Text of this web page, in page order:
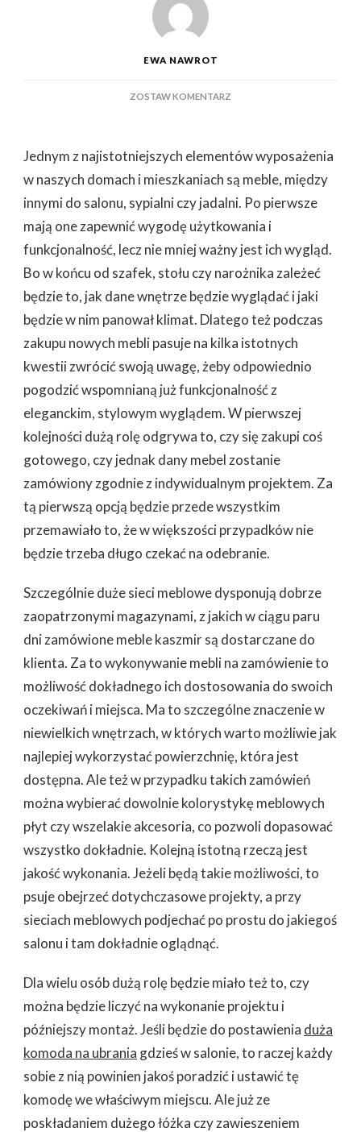
EWA NAWROT
ZOSTAW KOMENTARZ
BIURA
DOMU
–
JAKIE
KWESTIE
ZWRÓCIĆ
UWAGĘ
Jednym z najistotniejszych elementów wyposażenia
w naszych domach i mieszkaniach są meble, między
innymi do salonu, sypialni czy jadalni. Po pierwsze
mają one zapewnić wygodę użytkowania i
funkcjonalność, lecz nie mniej ważny jest ich wygląd.
Bo w końcu od szafek, stołu czy narożnika zależeć
będzie to, jak dane wnętrze będzie wyglądać i jaki
będzie w nim panował klimat. Dlatego też podczas
zakupu nowych mebli pasuje na kilka istotnych
kwestii zwrócić swoją uwagę, żeby odpowiednio
pogodzić wspomnianą już funkcjonalność z
eleganckim, stylowym wyglądem. W pierwszej
kolejności dużą rolę odgrywa to, czy się zakupi coś
gotowego, czy jednak dany mebel zostanie
zamówiony zgodnie z indywidualnym projektem. Za
tą pierwszą opcją będzie przede wszystkim
przemawiało to, że w większości przypadków nie
będzie trzeba długo czekać na odebranie.
Szczególnie duże sieci meblowe dysponują dobrze
zaopatrzonymi magazynami, z jakich w ciągu paru
dni zamówione meble kaszmir są dostarczane do
klienta. Za to wykonywanie mebli na zamówienie to
możliwość dokładnego ich dostosowania do swoich
oczekiwań i miejsca. Ma to szczególne znaczenie w
niewielkich wnętrzach, w których warto możliwie jak
najlepiej wykorzystać powierzchnię, która jest
dostępna. Ale też w przypadku takich zamówień
można wybierać dowolnie kolorystykę meblowych
płyt czy wszelakie akcesoria, co pozwoli dopasować
wszystko dokładnie. Kolejną istotną rzeczą jest
jakość wykonania. Jeżeli będą takie możliwości, to
psuje obejrzeć dotychczasowe projekty, a przy
sieciach meblowych podjechać po prostu do jakiegoś
salonu i tam dokładnie oglądnąć.
Dla wielu osób dużą rolę będzie miało też to, czy
można będzie liczyć na wykonanie projektu i
późniejszy montaż. Jeśli będzie do postawienia duża
komoda na ubrania gdzieś w salonie, to raczej każdy
sobie z nią powinien jakoś poradzić i ustawić tę
komodę we właściwym miejscu. Ale już ze
poskładaniem dużego łóżka czy zawieszeniem